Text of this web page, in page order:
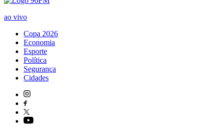
ao vivo
Copa 2026
Economia
Esporte
Política
Segurança
Cidades